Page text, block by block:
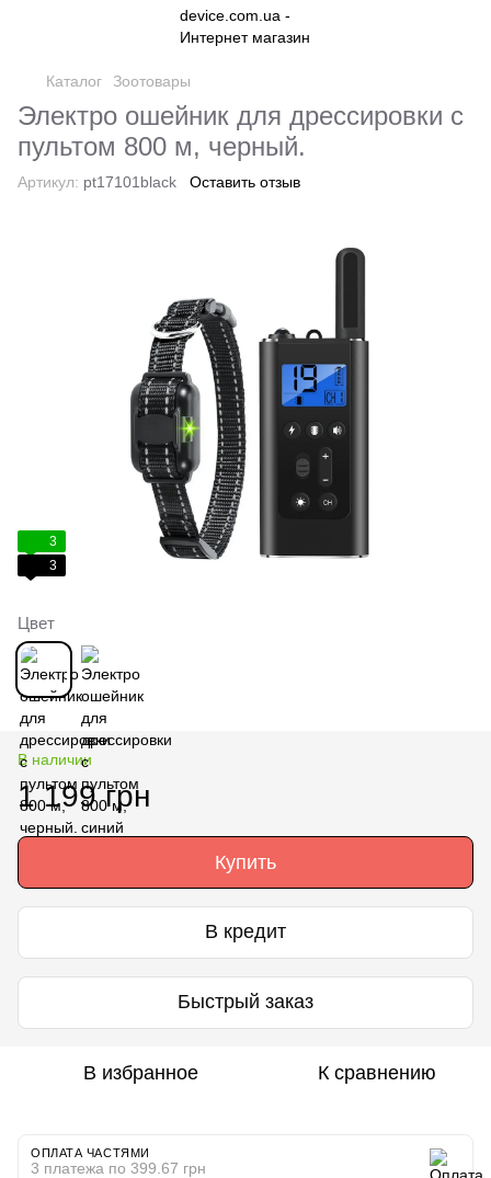
Каталог Зоотовары
Электро ошейник для дрессировки с
пультом 800 м, черный.
Артикул: pt17101black Оставить отзыв
3
3
Цвет
В наличии
1 199 грн
Купить
В кредит
Быстрый заказ
В избранное К сравнению
ОПЛАТА ЧАСТЯМИ
3 платежа по 399.67 грн